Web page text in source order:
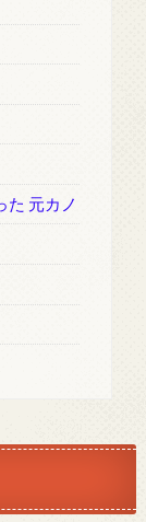
た 元カノ